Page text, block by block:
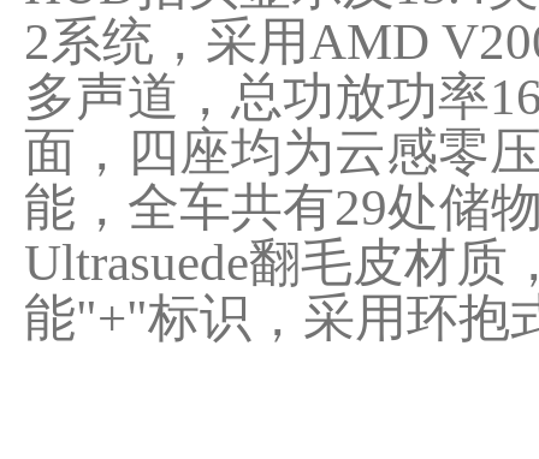
2系统，采用AMD
多声道，总功放功率
面，四座均为云感零
能，全车共有29处储
Ultrasuede翻毛皮材
能"+"标识，采用环抱